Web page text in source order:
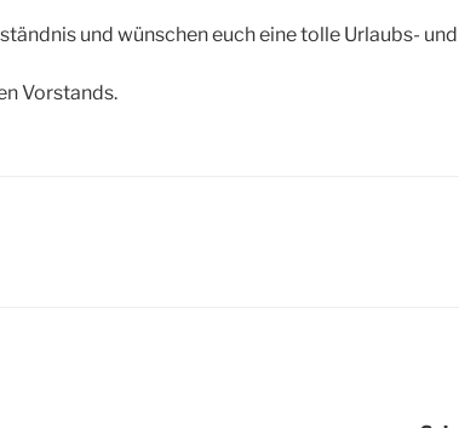
und wünschen euch eine tolle Urlaubs-
Vorstands.